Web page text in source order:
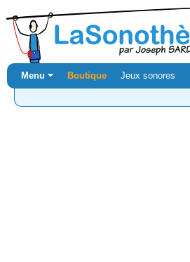
Menu ⏷ Boutique Jeux sonores